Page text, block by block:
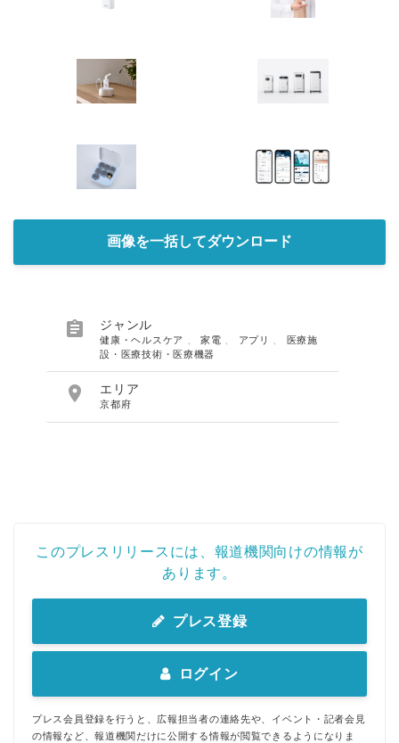
画像を一括してダウンロード
 ジャンル
健康・ヘルスケア 、家電 アプリ
医療施
設・医療技術・医療機器
 エリア
京都府
このプレスリリースには、報道機関向けの情報が
あります。
プレス登録
ログイン
プレス会員登録を行うと、広報担当者の連絡先や、イベント・記者会見
の情報など、報道機関だけに公開する情報が閲覧できるようになりま